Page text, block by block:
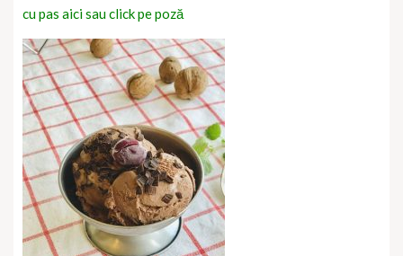
cu pas aici sau click pe poză